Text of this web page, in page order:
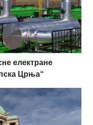
електране
Црња“